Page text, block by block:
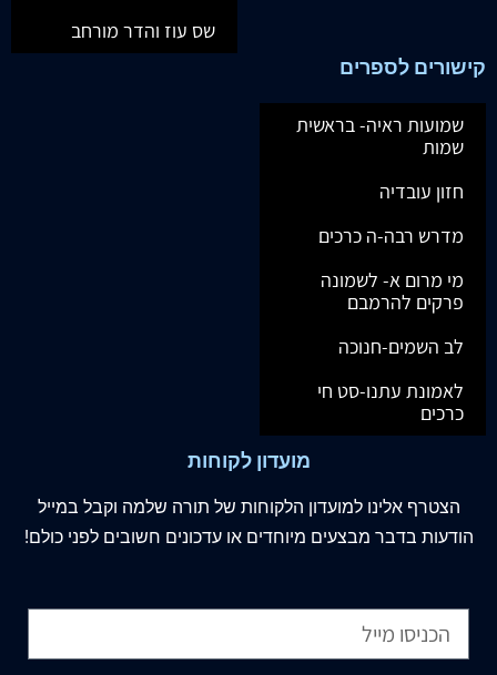
שס עוז והדר מורחב
קישורים לספרים
שמועות ראיה- בראשית
שמות
חזון עובדיה
מדרש רבה-ה כרכים
מי מרום א- לשמונה
פרקים להרמבם
לב השמים-חנוכה
לאמונת עתנו-סט חי
כרכים
מועדון לקוחות
הצטרף אלינו למועדון הלקוחות של תורה שלמה וקבל במייל
הודעות בדבר מבצעים מיוחדים או עדכונים חשובים לפני כולם!